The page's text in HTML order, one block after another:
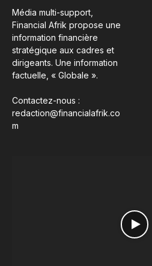
Média multi-support,
Financial Afrik propose une
information financière
stratégique aux cadres et
dirigeants. Une information
factuelle, « Globale ».
Contactez-nous :
redaction@financialafrik.co
m